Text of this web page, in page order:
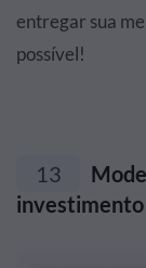
entregar sua
possível!
13
investimento